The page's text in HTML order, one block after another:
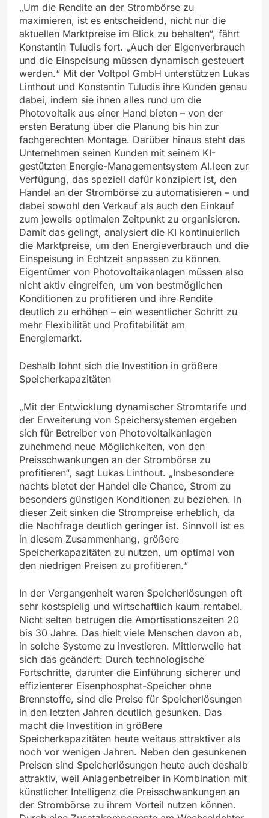
„Um die Rendite an der Strombörse zu
maximieren, ist es entscheidend, nicht nur die
aktuellen Marktpreise im Blick zu behalten“, fährt
Konstantin Tuludis fort. „Auch der Eigenverbrauch
und die Einspeisung müssen dynamisch gesteuert
werden.“ Mit der Voltpol GmbH unterstützen Lukas
Linthout und Konstantin Tuludis ihre Kunden genau
dabei, indem sie ihnen alles rund um die
Photovoltaik aus einer Hand bieten – von der
ersten Beratung über die Planung bis hin zur
fachgerechten Montage. Darüber hinaus steht das
Unternehmen seinen Kunden mit seinem KI-
gestützten Energie-Managementsystem AI.leen zur
Verfügung, das speziell dafür konzipiert ist, den
Handel an der Strombörse zu automatisieren – und
dabei sowohl den Verkauf als auch den Einkauf
zum jeweils optimalen Zeitpunkt zu organisieren.
Damit das gelingt, analysiert die KI kontinuierlich
die Marktpreise, um den Energieverbrauch und die
Einspeisung in Echtzeit anpassen zu können.
Eigentümer von Photovoltaikanlagen müssen also
nicht aktiv eingreifen, um von bestmöglichen
Konditionen zu profitieren und ihre Rendite
deutlich zu erhöhen – ein wesentlicher Schritt zu
mehr Flexibilität und Profitabilität am
Energiemarkt.
Deshalb lohnt sich die Investition in größere
Speicherkapazitäten
„Mit der Entwicklung dynamischer Stromtarife und
der Erweiterung von Speichersystemen ergeben
sich für Betreiber von Photovoltaikanlagen
zunehmend neue Möglichkeiten, von den
Preisschwankungen an der Strombörse zu
profitieren“, sagt Lukas Linthout. „Insbesondere
nachts bietet der Handel die Chance, Strom zu
besonders günstigen Konditionen zu beziehen. In
dieser Zeit sinken die Strompreise erheblich, da
die Nachfrage deutlich geringer ist. Sinnvoll ist es
in diesem Zusammenhang, größere
Speicherkapazitäten zu nutzen, um optimal von
den niedrigen Preisen zu profitieren.“
In der Vergangenheit waren Speicherlösungen oft
sehr kostspielig und wirtschaftlich kaum rentabel.
Nicht selten betrugen die Amortisationszeiten 20
bis 30 Jahre. Das hielt viele Menschen davon ab,
in solche Systeme zu investieren. Mittlerweile hat
sich das geändert: Durch technologische
Fortschritte, darunter die Einführung sicherer und
effizienterer Eisenphosphat-Speicher ohne
Brennstoffe, sind die Preise für Speicherlösungen
in den letzten Jahren deutlich gesunken. Das
macht die Investition in größere
Speicherkapazitäten heute weitaus attraktiver als
noch vor wenigen Jahren. Neben den gesunkenen
Preisen sind Speicherlösungen heute auch deshalb
attraktiv, weil Anlagenbetreiber in Kombination mit
künstlicher Intelligenz die Preisschwankungen an
der Strombörse zu ihrem Vorteil nutzen können.